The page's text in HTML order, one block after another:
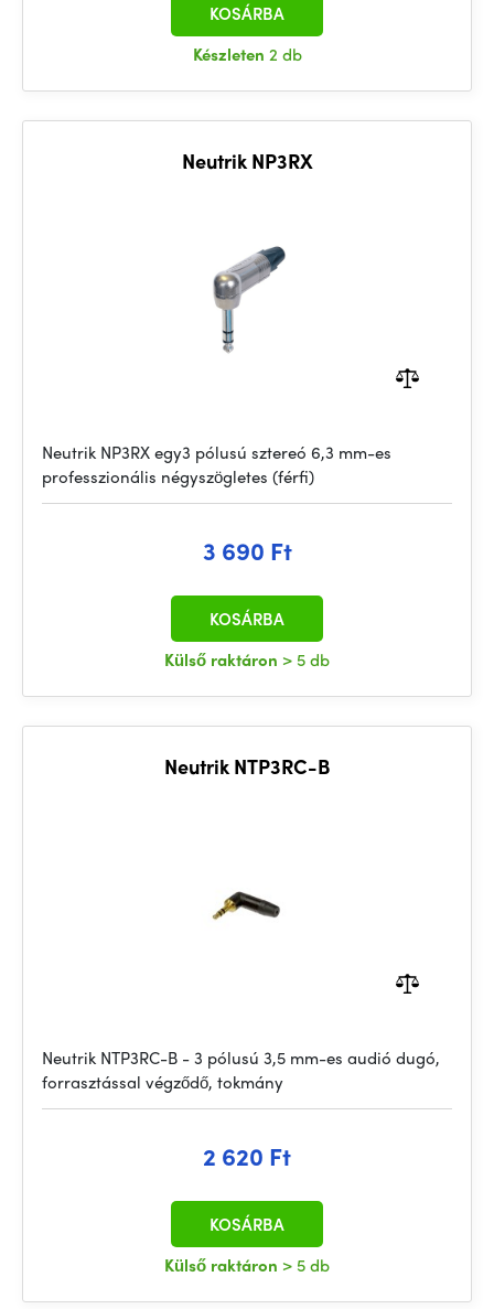
Készleten 2 db
KOSÁRBA
Neutrik NP3RX
Neutrik NP3RX egy3 pólusú sztereó 6,3 mm-es
professzionális négyszögletes (férfi)
3 690 Ft
Külső raktáron > 5 db
KOSÁRBA
Neutrik NTP3RC-B
Neutrik NTP3RC-B - 3 pólusú 3,5 mm-es audió dugó,
forrasztással végződő, tokmány
2 620 Ft
Külső raktáron > 5 db
KOSÁRBA